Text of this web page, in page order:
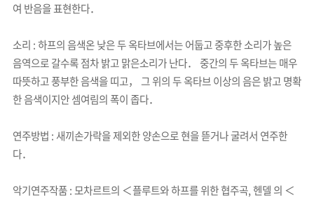
여 반음을 표현한다．
소리 : 하프의 음색온 낮은 두 옥타브에서는 어둡고 중후한 소리가 높은
음역으로 갈수록 점차 밝고 맑은소리가 난다． 중간의 두 옥타브는 매우
따뜻하고 풍부한 음색을 띠고， 그 위의 두 옥타브 이상의 음은 밝고 명확
한 음색이지안 셈여림의 폭이 좁다．
연주방법 : 새끼손가락을 제외한 양손으로 현을 뜯거나 굴려서 연주한
다．
악기연주작품 : 모차르트의 ＜플루트와 하프를 위한 협주곡, 헨델 의 ＜